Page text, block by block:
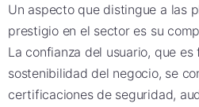
Un aspecto que distingue a las
prestigio en el sector es su
La confianza del usuario, que
sostenibilidad del negocio, se
certificaciones de seguridad,